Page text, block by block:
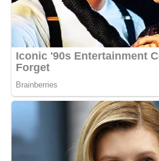
Comblée sur le plan
plan professionnel. Au top
l’actualité musicale avec son
la chanteuse termine
qu’elle a tout pour être heureuse.
MOTS-CLÉS : UNE